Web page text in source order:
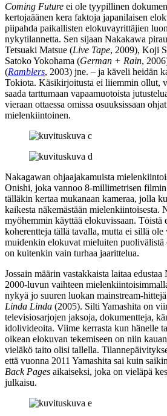
Coming Future ei ole tyypillinen
kertojaäänen kera faktoja japanilaisen
piipahda paikallisten elokuvayrittäjien
nykytilannetta. Sen sijaan Nakakawa
Tetsuaki Matsue (Live Tape, 2009), Koji
Satoko Yokohama (German + Rain,
(Ramblers, 2003) jne. – ja käveli heidän
Tokiota. Käsikirjoitusta ei liiemmin ollut,
saada tarttumaan vapaamuotoista
vieraan ottaessa omissa osuuksissaan
mielenkiintoinen.
Nakagawan ohjaajakamuista
Onishi, joka vannoo 8‑millimetrisen
tälläkin kertaa mukanaan kameraa, jolla
kaikesta näkemästään mielenkiintoisesta.
myöhemmin käyttää elokuvissaan. Töistä
koherentteja tällä tavalla, mutta ei sillä
muidenkin elokuvat mieluiten puolivälistä
on kuitenkin vain turhaa jaarittelua.
Jossain määrin vastakkaista laitaa
2000‑luvun vaihteen
nykyä jo suuren luokan mainstream-
Linda Linda (2005). Silti Yamashita on
televisiosarjojen jaksoja, dokumentteja,
idolivideoita. Viime kerrasta kun hänelle
oikean elokuvan tekemiseen on niin
vieläkö taito olisi tallella.
että vuonna 2011 Yamashita sai kuin
Back Pages aikaiseksi, joka on vieläpä
julkaisu.